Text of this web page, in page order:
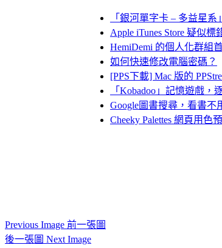
「銀河單字卡 – 多益星
Apple iTunes Store 疑似
HemiDemi 的個人化群組
如何快速修改電腦密碼？
[PPS下載] Mac 版的
「Kobadoo」記憶遊戲
Google圖書搜尋，看書不
Cheeky Palettes 網頁用
Previous Image 前一張圖
後一張圖 Next Image